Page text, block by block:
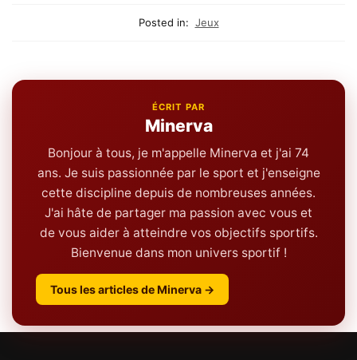
Posted in: Jeux
ÉCRIT PAR
Minerva
Bonjour à tous, je m'appelle Minerva et j'ai 74
ans. Je suis passionnée par le sport et j'enseigne
cette discipline depuis de nombreuses années.
J'ai hâte de partager ma passion avec vous et
de vous aider à atteindre vos objectifs sportifs.
Bienvenue dans mon univers sportif !
Tous les articles de Minerva →